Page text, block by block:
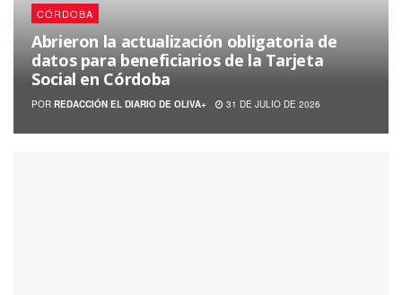
CÓRDOBA
Abrieron la actualización obligatoria de
datos para beneficiarios de la Tarjeta
Social en Córdoba
POR REDACCIÓN EL DIARIO DE OLIVA+ 31 DE JULIO DE 2026